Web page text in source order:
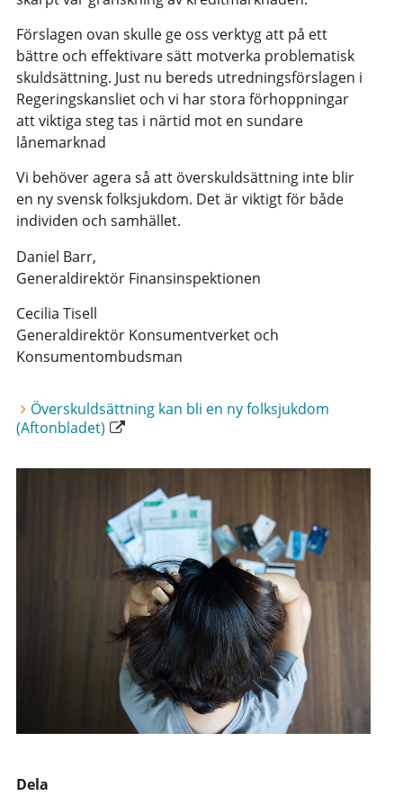
Förslagen ovan skulle ge oss verktyg att på ett
bättre och effektivare sätt motverka problematisk
skuldsättning. Just nu bereds utredningsförslagen i
Regeringskansliet och vi har stora förhoppningar
att viktiga steg tas i närtid mot en sundare
lånemarknad
Vi behöver agera så att överskuldsättning inte blir
en ny svensk folksjukdom. Det är viktigt för både
individen och samhället.
Daniel Barr,
Generaldirektör Finansinspektionen
Cecilia Tisell
Generaldirektör Konsumentverket och
Konsumentombudsman
Överskuldsättning kan bli en ny folksjukdom
(Aftonbladet)
Dela